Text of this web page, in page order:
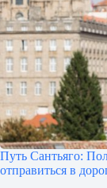
Путь Сантьяго:
отправиться в